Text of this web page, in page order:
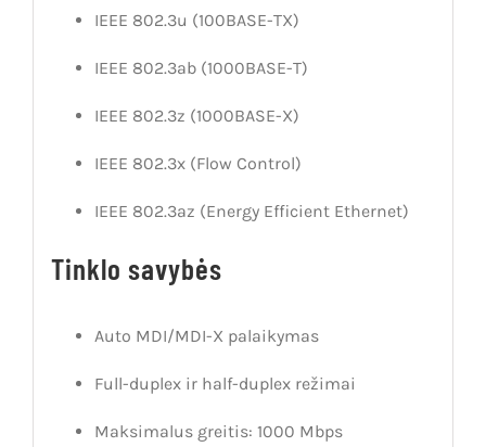
IEEE 802.3u (100BASE-TX)
IEEE 802.3ab (1000BASE-T)
IEEE 802.3z (1000BASE-X)
IEEE 802.3x (Flow Control)
IEEE 802.3az (Energy Efficient Ethernet)
Tinklo savybės
Auto MDI/MDI-X palaikymas
Full-duplex ir half-duplex režimai
Maksimalus greitis: 1000 Mbps